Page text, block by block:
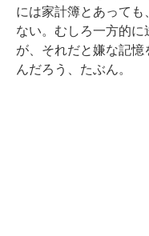
には家計簿とあって
ない。むしろ一方的
が、それだと嫌な記
んだろう、たぶん。